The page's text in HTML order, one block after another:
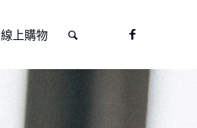
線上購物